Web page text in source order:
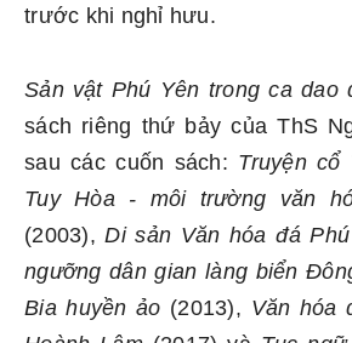
trước khi nghỉ hưu.
Sản vật Phú Yên trong ca dao
sách riêng thứ bảy của ThS
sau các cuốn sách: Truyện cổ
Tuy Hòa - môi trường văn
(2003),Di sản Văn hóa đá
ngưỡng dân gian làng biển
Bia huyền ảo (2013), Văn hóa